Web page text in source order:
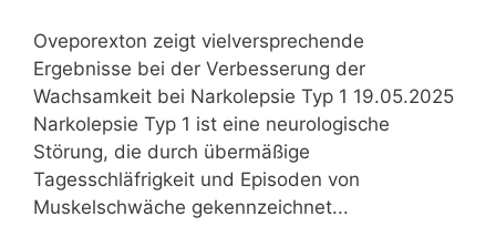
Oveporexton zeigt vielversprechende
Ergebnisse bei der Verbesserung der
Wachsamkeit bei Narkolepsie Typ 1 19.05.2025
Narkolepsie Typ 1 ist eine neurologische
Störung, die durch übermäßige
Tagesschläfrigkeit und Episoden von
Muskelschwäche gekennzeichnet...